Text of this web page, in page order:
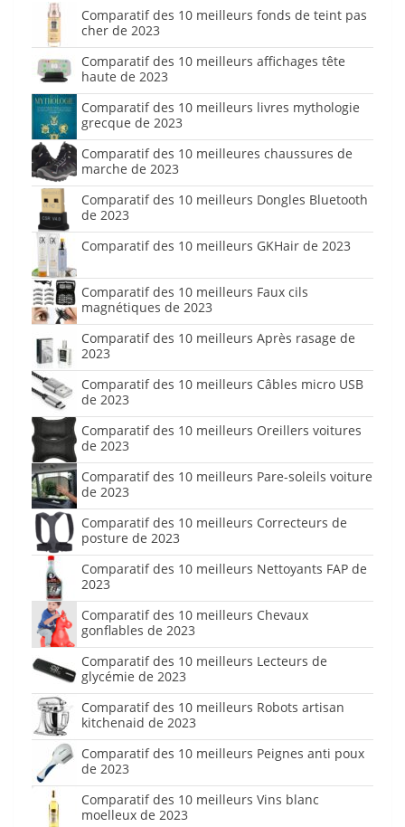
Comparatif des 10 meilleurs fonds de teint pas
cher de 2023
Comparatif des 10 meilleurs affichages tête
haute de 2023
Comparatif des 10 meilleurs livres mythologie
grecque de 2023
Comparatif des 10 meilleures chaussures de
marche de 2023
Comparatif des 10 meilleurs Dongles Bluetooth
de 2023
Comparatif des 10 meilleurs GKHair de 2023
Comparatif des 10 meilleurs Faux cils
magnétiques de 2023
Comparatif des 10 meilleurs Après rasage de
2023
Comparatif des 10 meilleurs Câbles micro USB
de 2023
Comparatif des 10 meilleurs Oreillers voitures
de 2023
Comparatif des 10 meilleurs Pare-soleils voiture
de 2023
Comparatif des 10 meilleurs Correcteurs de
posture de 2023
Comparatif des 10 meilleurs Nettoyants FAP de
2023
Comparatif des 10 meilleurs Chevaux
gonflables de 2023
Comparatif des 10 meilleurs Lecteurs de
glycémie de 2023
Comparatif des 10 meilleurs Robots artisan
kitchenaid de 2023
Comparatif des 10 meilleurs Peignes anti poux
de 2023
Comparatif des 10 meilleurs Vins blanc
moelleux de 2023